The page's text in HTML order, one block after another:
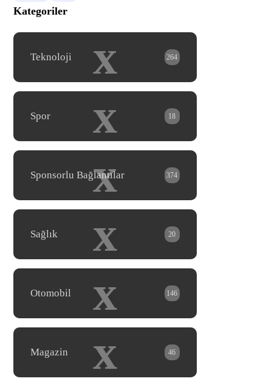
Kategoriler
x
Teknoloji 264
x
Spor 18
x
Sponsorlu Bağlantılar 374
x
Sağlık 20
x
Otomobil 146
x
Magazin 46